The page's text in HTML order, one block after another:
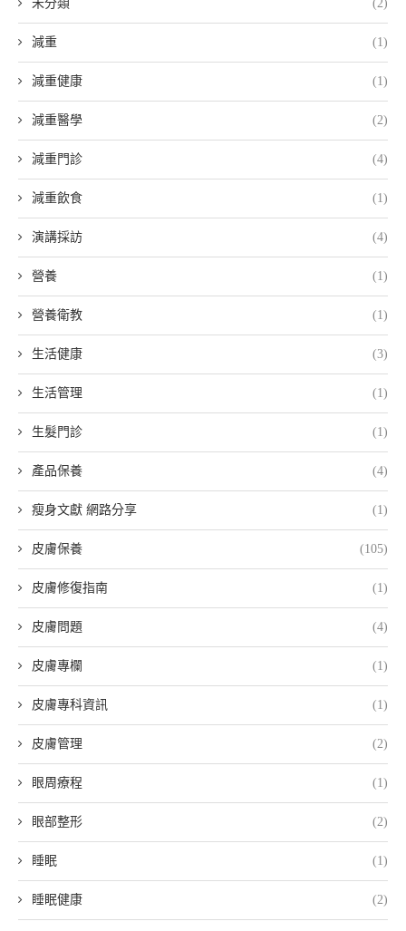
未分類 (2)
減重 (1)
減重健康 (1)
減重醫學 (2)
減重門診 (4)
減重飲食 (1)
演講採訪 (4)
營養 (1)
營養衛教 (1)
生活健康 (3)
生活管理 (1)
生髮門診 (1)
產品保養 (4)
瘦身文獻 網路分享 (1)
皮膚保養 (105)
皮膚修復指南 (1)
皮膚問題 (4)
皮膚專欄 (1)
皮膚專科資訊 (1)
皮膚管理 (2)
眼周療程 (1)
眼部整形 (2)
睡眠 (1)
睡眠健康 (2)